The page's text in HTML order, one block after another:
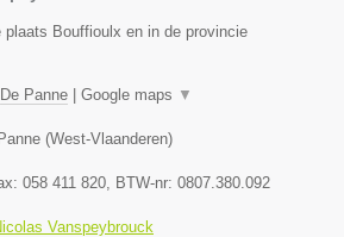
plaats Bouffioulx en in de provincie
De Panne Google maps ▼
(West-Vlaanderen)
058 411 820 , BTW-nr: 0807.380.092
Vanspeybrouck